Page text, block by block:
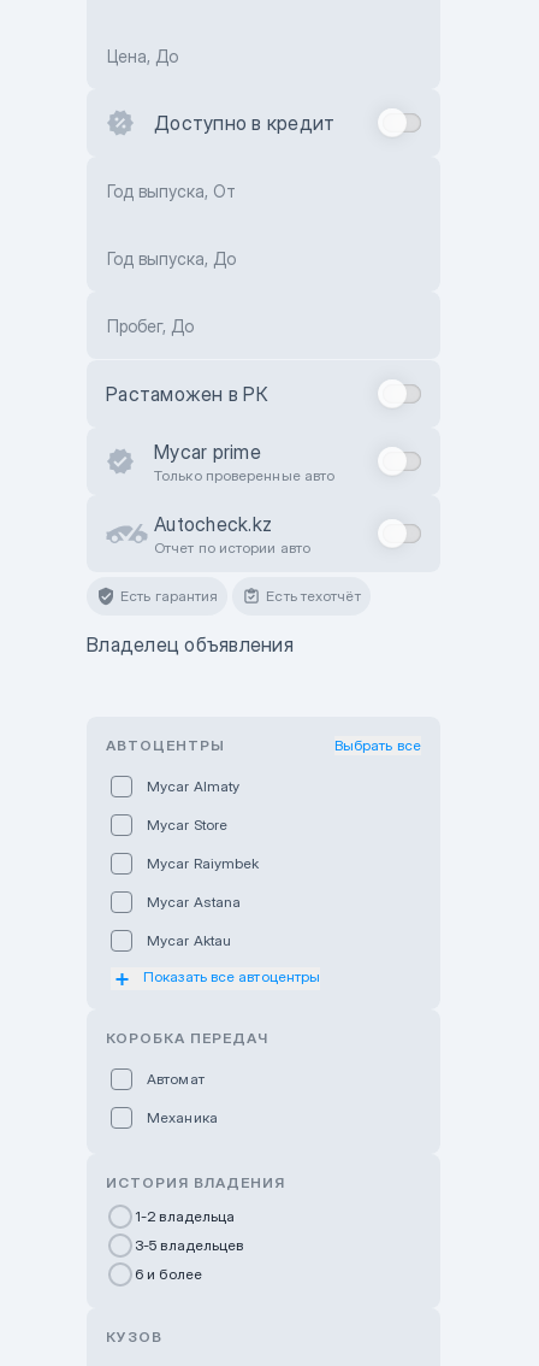
Цена, До
Доступно в кредит
Год выпуска, От
Год выпуска, До
Пробег, До
Растаможен в РК
Mycar prime
Только проверенные авто
Autocheck.kz
Отчет по истории авто
Есть гарантия Есть техотчёт
Владелец объявления
АВТОЦЕНТРЫ Выбрать все
Mycar Almaty
Mycar Store
Mycar Raiymbek
Mycar Astana
Mycar Aktau
Mycar Uralsk
GWM Nurly Zhol
Chery Astana
Показать все автоцентры
КОРОБКА ПЕРЕДАЧ
Автомат
Механика
ИСТОРИЯ ВЛАДЕНИЯ
1-2 владельца
3-5 владельцев
6 и более
КУЗОВ